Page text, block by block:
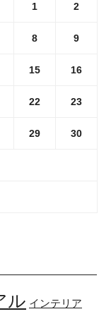
1 2
8 9
15 16
22 23
29 30
ル インテリア